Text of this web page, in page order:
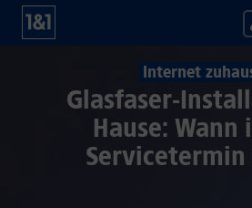
Internet
Glasfaser-
Hause: Wann
Servicetermin